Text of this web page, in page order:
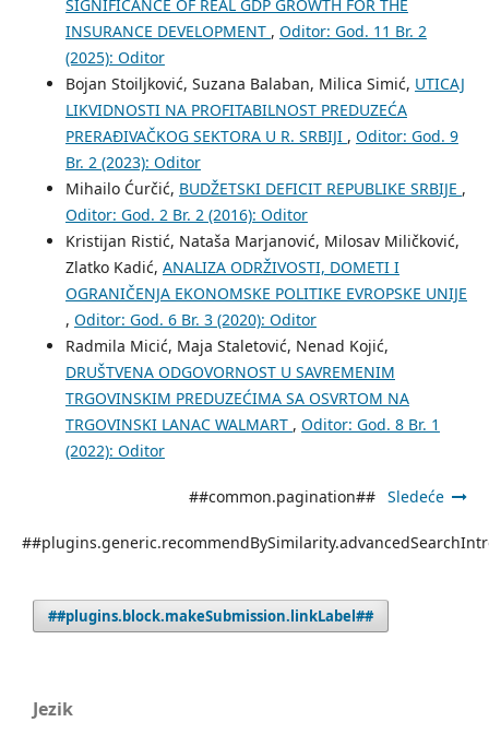
SIGNIFICANCE OF REAL GDP GROWTH FOR THE
INSURANCE DEVELOPMENT , Oditor: God. 11 Br. 2
(2025): Oditor
Bojan Stoiljković, Suzana Balaban, Milica Simić, UTICAJ
LIKVIDNOSTI NA PROFITABILNOST PREDUZEĆA
PRERAĐIVAČKOG SEKTORA U R. SRBIJI , Oditor: God. 9
Br. 2 (2023): Oditor
Mihailo Ćurčić, BUDŽЕTSKI DЕFICIT RЕPUBLIKЕ SRBIJЕ ,
Oditor: God. 2 Br. 2 (2016): Oditor
Kristijan Ristić, Nataša Marjanović, Milosav Miličković,
Zlatko Kadić, ANALIZA ODRŽIVOSTI, DOMETI I
OGRANIČENJA EKONOMSKE POLITIKE EVROPSKE UNIJE
, Oditor: God. 6 Br. 3 (2020): Oditor
Radmila Micić, Maja Staletović, Nenad Kojić,
DRUŠTVENA ODGOVORNOST U SAVREMENIM
TRGOVINSKIM PREDUZEĆIMA SA OSVRTOM NA
TRGOVINSKI LANAC WALMART , Oditor: God. 8 Br. 1
(2022): Oditor
##common.pagination## Sledeće
##plugins.block.makeSubmission.linkLabel##
Jezik